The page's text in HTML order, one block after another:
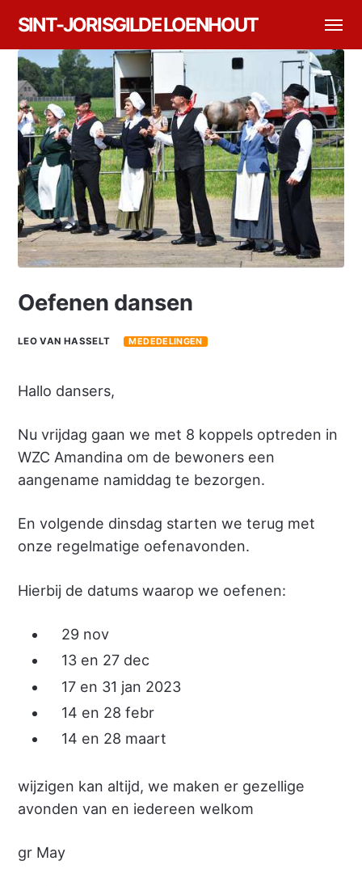
SINT-JORISGILDE LOENHOUT
Oefenen dansen
LEO VAN HASSELT MEDEDELINGEN
Hallo dansers,
Nu vrijdag gaan we met 8 koppels optreden in
WZC Amandina om de bewoners een
aangename namiddag te bezorgen.
En volgende dinsdag starten we terug met
onze regelmatige oefenavonden.
Hierbij de datums waarop we oefenen:
29 nov
13 en 27 dec
17 en 31 jan 2023
14 en 28 febr
14 en 28 maart
wijzigen kan altijd, we maken er gezellige
avonden van en iedereen welkom
gr May